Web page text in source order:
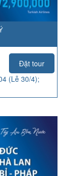
Đặt tour
(Lễ 30/4);